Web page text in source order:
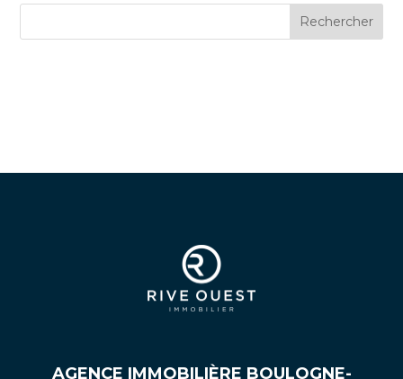
Rechercher
AGENCE IMMOBILIÈRE BOULOGNE-